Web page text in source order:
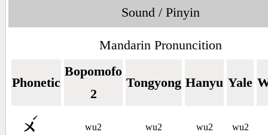
Sound / Pinyin
Mandarin Pronuncition
Phonetic
Bopomofo
2
Tongyong Hanyu Yale
ㄨ
ˊ
wu2
wu2
wu2
wu2